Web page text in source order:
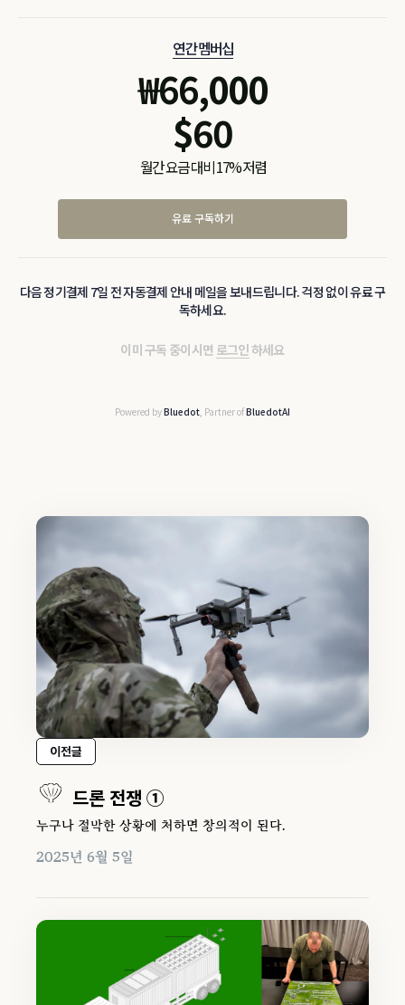
연간 멤버십
₩66,000
$60
월간 요금 대비 17% 저렴
유료 구독하기
다음 정기결제 7일 전 자동결제 안내 메일을 보내드립니다. 걱정 없이 유료 구
독하세요.
이미 구독 중이시면 로그인 하세요
Powered byBluedot, Partner ofBluedotAI
이전글
드론 전쟁 ①
누구나 절박한 상황에 처하면 창의적이 된다.
2025년 6월 5일